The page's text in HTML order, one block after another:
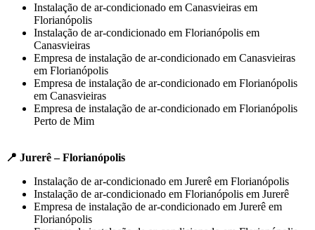
Instalação de ar-condicionado em Canasvieiras em
Florianópolis
Instalação de ar-condicionado em Florianópolis em
Canasvieiras
Empresa de instalação de ar-condicionado em Canasvieiras
em Florianópolis
Empresa de instalação de ar-condicionado em Florianópolis
em Canasvieiras
Empresa de instalação de ar-condicionado em Florianópolis
Perto de Mim
📍 Jurerê – Florianópolis
Instalação de ar-condicionado em Jurerê em Florianópolis
Instalação de ar-condicionado em Florianópolis em Jurerê
Empresa de instalação de ar-condicionado em Jurerê em
Florianópolis